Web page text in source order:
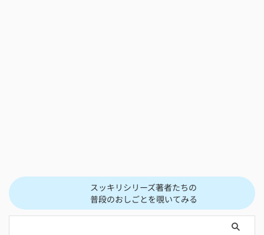
スッキリシリーズ著者たちの
普段のおしごとを覗いてみる